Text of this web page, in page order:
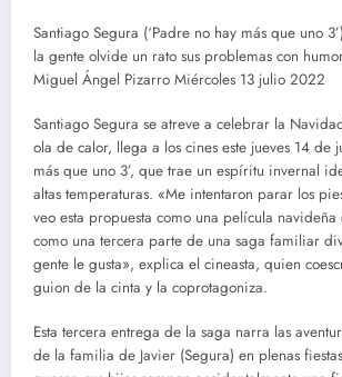
Santiago Segura (‘Padre no hay más que uno
la gente olvide un rato sus problemas con
Miguel Ángel Pizarro Miércoles 13 julio 2022
Santiago Segura se atreve a celebrar la
ola de calor, llega a los cines este jueves 14 de
más que uno 3’, que trae un espíritu invernal
altas temperaturas. «Me intentaron parar los
veo esta propuesta como una película navideña
como una tercera parte de una saga familiar
gente le gusta», explica el cineasta, quien
guion de la cinta y la coprotagoniza.
Esta tercera entrega de la saga narra las
de la familia de Javier (Segura) en plenas